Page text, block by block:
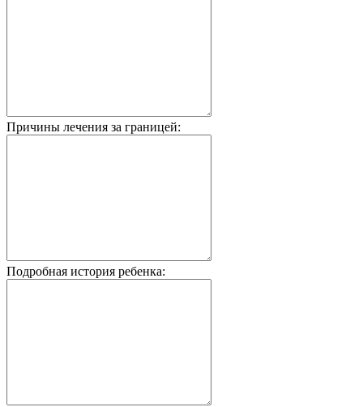
Причины лечения за границей:
Подробная история ребенка: